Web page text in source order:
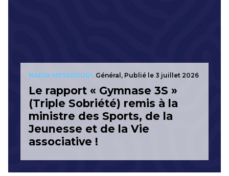
NADIA MESSAOUDI, Général, Publié le 3 juillet 2026
Le rapport « Gymnase 3S »
(Triple Sobriété) remis à la
ministre des Sports, de la
Jeunesse et de la Vie
associative !